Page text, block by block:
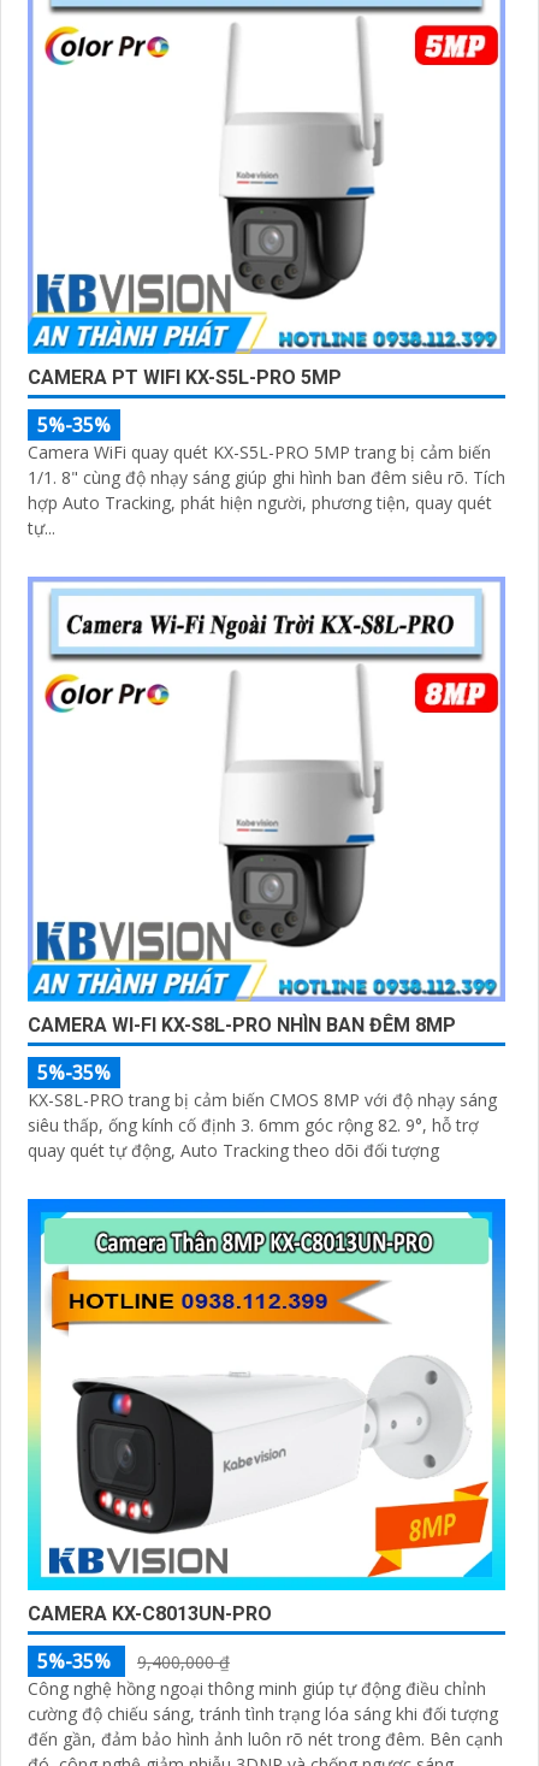
CAMERA PT WIFI KX-S5L-PRO 5MP
5%-35%
Camera WiFi quay quét KX-S5L-PRO 5MP trang bị cảm biến
1/1. 8" cùng độ nhạy sáng giúp ghi hình ban đêm siêu rõ. Tích
hợp Auto Tracking, phát hiện người, phương tiện, quay quét
tự...
CAMERA WI-FI KX-S8L-PRO NHÌN BAN ĐÊM 8MP
5%-35%
KX-S8L-PRO trang bị cảm biến CMOS 8MP với độ nhạy sáng
siêu thấp, ống kính cố định 3. 6mm góc rộng 82. 9°, hỗ trợ
quay quét tự động, Auto Tracking theo dõi đối tượng
CAMERA KX-C8013UN-PRO
5%-35%
9,400,000 ₫
Công nghệ hồng ngoại thông minh giúp tự động điều chỉnh
cường độ chiếu sáng, tránh tình trạng lóa sáng khi đối tượng
đến gần, đảm bảo hình ảnh luôn rõ nét trong đêm. Bên cạnh